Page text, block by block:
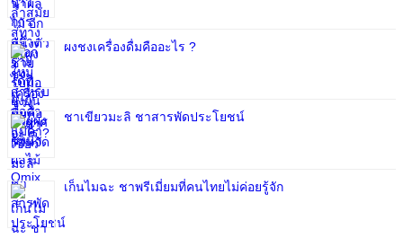
ผงชงเครื่องดื่มคืออะไร ?
ชาเขียวมะลิ ชาสารพัดประโยชน์
เก็นไมฉะ ชาพรีเมี่ยมที่คนไทยไม่ค่อยรู้จัก